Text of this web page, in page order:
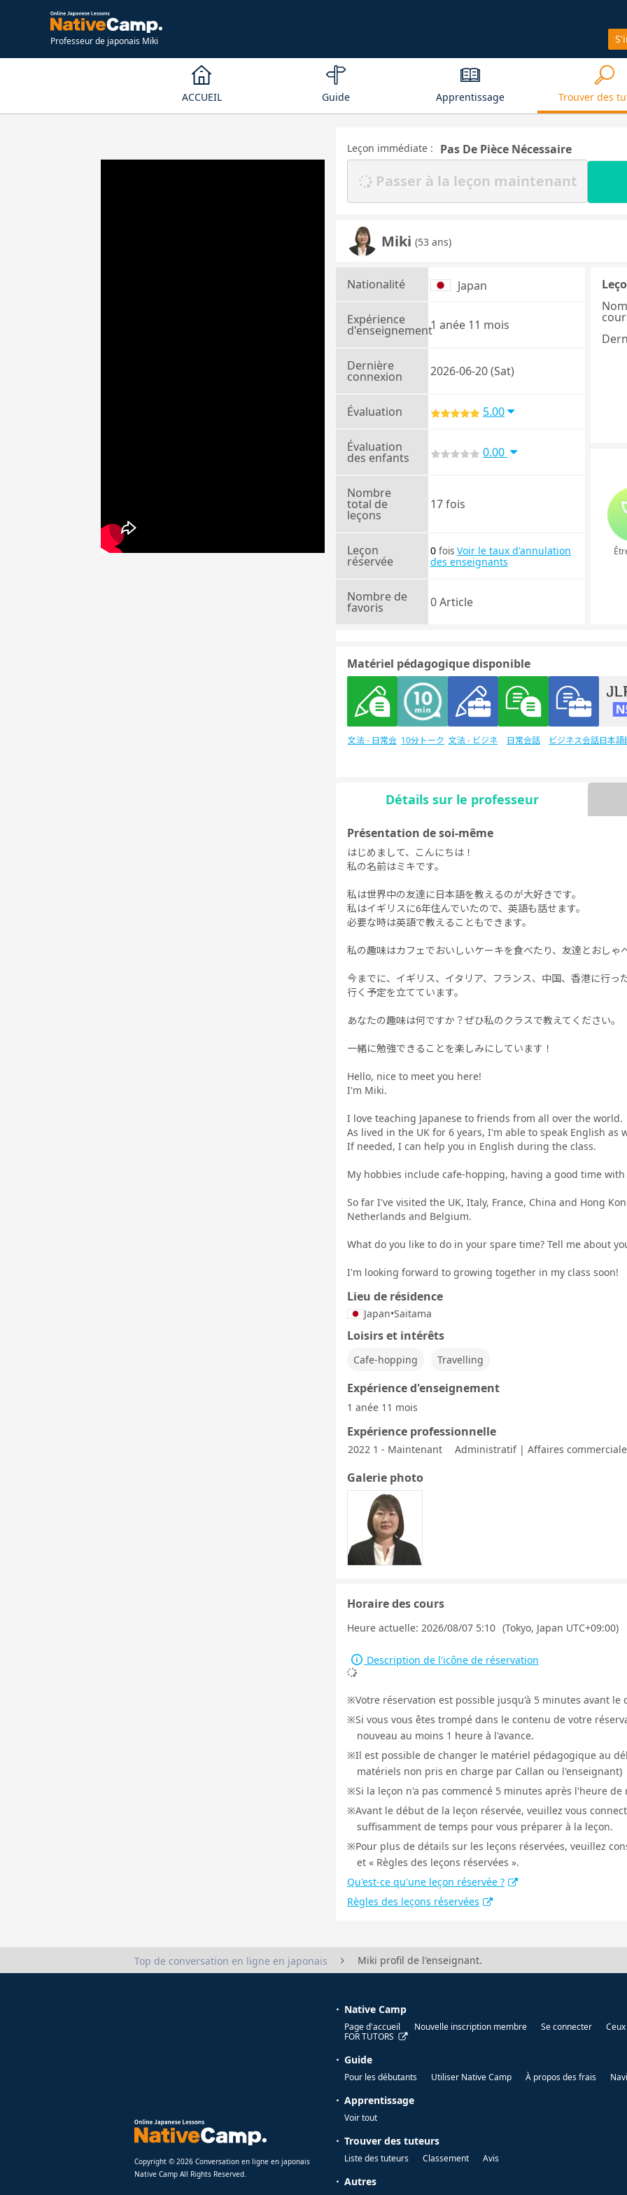
Professeur de japonais Miki
ACCUEIL Guide Apprentissage Trouver des
Leçon immédiate : Pas De Pièce Nécessaire
Passer à la leçon maintenant
Miki (53 ans)
Nationalité Japan
Expérience
d'enseignement1 anée 11 mois
Dernière
connexion 2026-06-20 (Sat)
Évaluation 5.00
Évaluation
des enfants 0.00
Nombre
total de
leçons
17 fois
Leçon
réservée
0 fois Voir le taux d'annulation
des enseignants
Nombre de
favoris 0 Article
Matériel pédagogique disponible
文法 - 日常会 10分トーク 文法 - ビジネ
日常会話 ビジネス会話日本語
験1級
libre
ック
Détails sur le professeur
Présentation de soi-même
はじめまして、こんにちは！
私の名前はミキです。
私は世界中の友達に日本語を教えるのが大好きです。
私はイギリスに6年住んでいたので、英語も話せます。
必要な時は英語で教えることもできます。
私の趣味はカフェでおいしいケーキを食べたり、友達とおしゃ
今までに、イギリス、イタリア、フランス、中国、香港に行
行く予定を立てています。
あなたの趣味は何ですか？ぜひ私のクラスで教えてください。
一緒に勉強できることを楽しみにしています！
Hello, nice to meet you here!
I'm Miki.
I love teaching Japanese to friends from all over the world.
As lived in the UK for 6 years, I'm able to speak English as
If needed, I can help you in English during the class.
My hobbies include cafe-hopping, having a good time
So far I've visited the UK, Italy, France, China and Hong
Netherlands and Belgium.
What do you like to do in your spare time? Tell me about
I'm looking forward to growing together in my class soon!
Lieu de résidence
Japan•Saitama
Loisirs et intérêts
Cafe-hopping Travelling
Expérience d'enseignement
1 anée 11 mois
Expérience professionnelle
2022 1 - Maintenant Administratif | Affaires
Galerie photo
Horaire des cours
Heure actuelle: 2026/08/07 5:10 (Tokyo, Japan UTC+09:00)
Description de l'icône de réservation
Votre réservation est possible jusqu'à 5 minutes avant le
Si vous vous êtes trompé dans le contenu de votre
nouveau au moins 1 heure à l'avance.
Il est possible de changer le matériel pédagogique au
matériels non pris en charge par Callan ou l'enseignant)
Si la leçon n'a pas commencé 5 minutes après l'heure
Avant le début de la leçon réservée, veuillez vous
suffisamment de temps pour vous préparer à la leçon.
Pour plus de détails sur les leçons réservées, veuillez
et « Règles des leçons réservées ».
Qu'est-ce qu'une leçon réservée ?
Règles des leçons réservées
Top de conversation en ligne en japonais Miki profil de l'enseignant.
Copyright © 2026 Conversation en ligne en japonais
Native Camp All Rights Reserved.
Native Camp
Page d'accueil Nouvelle inscription membre Se connecter
FOR TUTORS
Guide
Pour les débutants Utiliser Native Camp À propos des frais
Apprentissage
Voir tout
Trouver des tuteurs
Liste des tuteurs Classement Avis
Autres